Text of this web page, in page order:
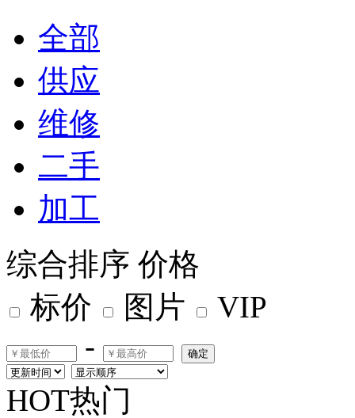
全部
供应
维修
二手
加工
综合排序 价格
标价
图片
VIP
-
确定
HOT热门